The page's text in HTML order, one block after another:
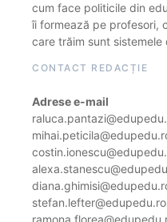
cum face politicile din
îi formează pe profesori,
care trăim sunt
CONTACT REDACȚIE
Adrese e-mail
stefan.lefter@edupedu.ro